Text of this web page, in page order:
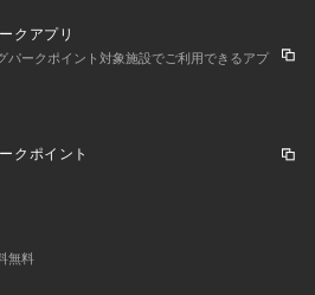
クアプリ
パークポイント対象施設でご利用できるアプ
クポイント
無料